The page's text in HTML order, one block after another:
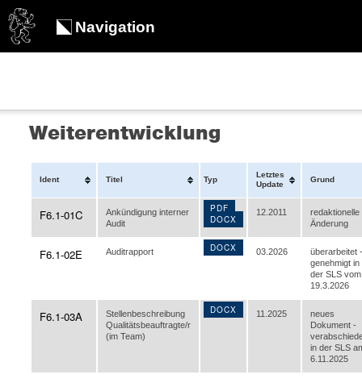
Navigation
Weiterentwicklung
Ident Titel Typ
Letztes
Update
Grund
F6.1-01C
Ankündigung interner
Audit
PDF
DOCX
12.2011
redaktionelle
Änderung
F6.1-02E Auditrapport DOCX 03.2026
überarbeitet -
genehmigt in
der SLS vom
19.3.2026
F6.1-03A
Stellenbeschreibung
Qualitätsbeauftragte/r
(im Team)
DOCX 11.2025
neues
Dokument -
in der SLS
6.11.2025